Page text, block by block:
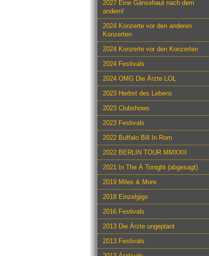
2027 Eine Gänsehaut nach dem
andern!
2024 Konzerte vor den anderen
Konzerten
2024 Konzerte vor den Konzerten
2024 Festivals
2024 OMG Die Ärzte LOL
2023 Herbst des Lebens
2023 Clubshows
2023 Festivals
2022 Buffalo Bill In Rom
2022 BERLIN TOUR MMXXII
2021 In The Ä Tonight (abgesagt)
2019 Miles & More
2018 Einzelgigs
2016 Festivals
2013 Die Ärzte ungeplant
2013 Festivals